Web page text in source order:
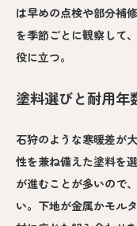
は早めの点検や部分補
を季節ごとに観察して
役に立つ。
塗料選びと耐用年
石狩のような寒暖差が
性を兼ね備えた塗料を
が進むことが多いので
い。下地が金属かモル